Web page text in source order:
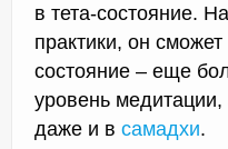
в тета-состояние.
практики, он
состояние – еще
уровень
даже и в самадхи.